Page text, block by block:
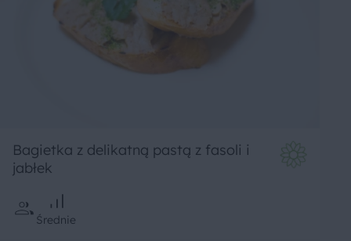
Bagietka z delikatną pastą z fasoli i
jabłek
Średnie